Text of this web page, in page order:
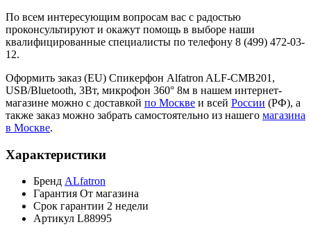
По всем интересующим вопросам вас с радостью
проконсультируют и окажут помощь в выборе наши
квалифицированные специалисты по телефону 8 (499) 472-03-
12.
Оформить заказ (EU) Спикерфон Alfatron ALF-CMB201,
USB/Bluetooth, 3Вт, микрофон 360° 8м в нашем интернет-
магазине можно с доставкой по Москве и всей России (РФ), а
также заказ можно забрать самостоятельно из нашего магазина
в Москве.
Характеристики
Бренд ALfatron
Гарантия От магазина
Срок гарантии 2 недели
Артикул L88995